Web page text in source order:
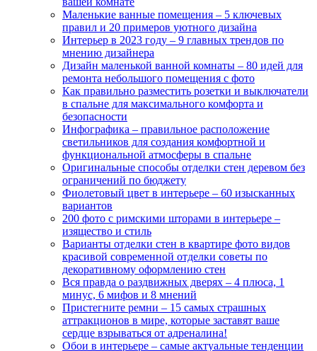
Маленькие ванные помещения – 5 ключевых
правил и 20 примеров уютного дизайна
Интерьер в 2023 году – 9 главных трендов по
мнению дизайнера
Дизайн маленькой ванной комнаты – 80 идей для
ремонта небольшого помещения с фото
Как правильно разместить розетки и выключатели
в спальне для максимального комфорта и
безопасности
Инфографика – правильное расположение
светильников для создания комфортной и
функциональной атмосферы в спальне
Оригинальные способы отделки стен деревом без
ограничений по бюджету
Фиолетовый цвет в интерьере – 60 изысканных
вариантов
200 фото с римскими шторами в интерьере –
изящество и стиль
Варианты отделки стен в квартире фото видов
красивой современной отделки советы по
декоративному оформлению стен
Вся правда о раздвижных дверях – 4 плюса, 1
минус, 6 мифов и 8 мнений
Пристегните ремни – 15 самых страшных
аттракционов в мире, которые заставят ваше
сердце взрываться от адреналина!
Обои в интерьере – самые актуальные тенденции